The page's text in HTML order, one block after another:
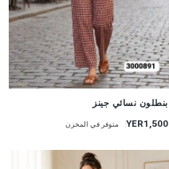
بنطلون نسائي جينز
YER1,500 متوفر في المخزن